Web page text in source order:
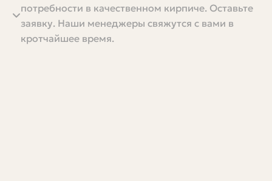
Планируете мелкий ремонт, выкладку садовой ограды
или декоративную вставку в стене и думаете, где
купить кирпич поштучно в Москве? Это частая задача:
потребности в качественном кирпиче. Оставьте
заявку. Наши менеджеры свяжутся с вами в
кротчайшее время.